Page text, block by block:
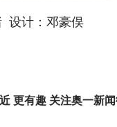
设计：邓豪俣
更有趣 关注奥一新